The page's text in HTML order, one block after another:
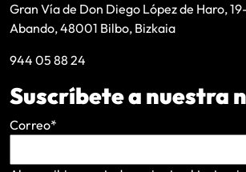
Gran Vía de Don Diego López de Haro,
Abando, 48001 Bilbo, Bizkaia
944 05 88 24
Suscríbete a nuestra
Correo*